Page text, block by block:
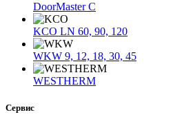
DoorMaster C
KCO LN 60, 90, 120
WKW 9, 12, 18, 30, 45
WESTHERM
Сервис